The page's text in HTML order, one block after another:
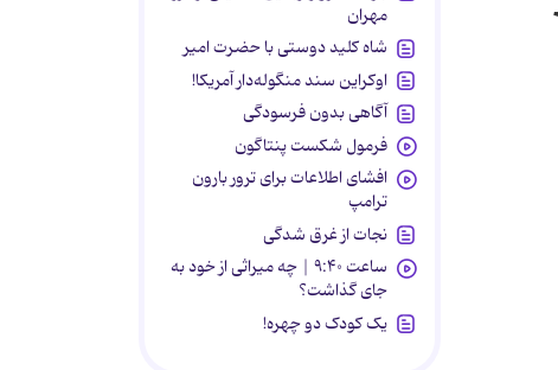
مهران
شاه کلید دوستی با حضرت امیر
اوکراین سند منگوله‌دار آمریکا!
آگاهی بدون فرسودگی
فرمول شکست پنتاگون
افشای اطلاعات برای ترور بارون
ترامپ
نجات از غرق شدگی
ساعت ۹:۴۰ | چه میراثی از خود به
جای گذاشت؟
یک کودک دو چهره!